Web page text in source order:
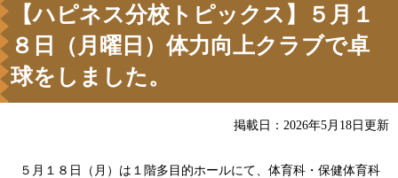
【ハピネス分校トピックス】５月１
８日（月曜日）体力向上クラブで卓
球をしました。
掲載日：2026年5月18日更新
５月１８日（月）は１階多目的ホールにて、体育科・保健体育科